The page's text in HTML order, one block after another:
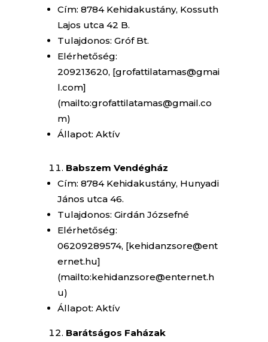
Cím: 8784 Kehidakustány, Kossuth
Lajos utca 42 B.
Tulajdonos: Gróf Bt.
Elérhetőség:
209213620, [grofattilatamas@gmai
l.com]
(mailto:grofattilatamas@gmail.co
m)
Állapot: Aktív
Babszem Vendégház
Cím: 8784 Kehidakustány, Hunyadi
János utca 46.
Tulajdonos: Girdán Józsefné
Elérhetőség:
06209289574, [kehidanzsore@ent
ernet.hu]
(mailto:kehidanzsore@enternet.h
u)
Állapot: Aktív
Barátságos Faházak